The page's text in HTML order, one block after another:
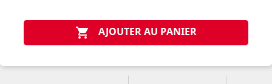
 AJOUTER AU PANIER